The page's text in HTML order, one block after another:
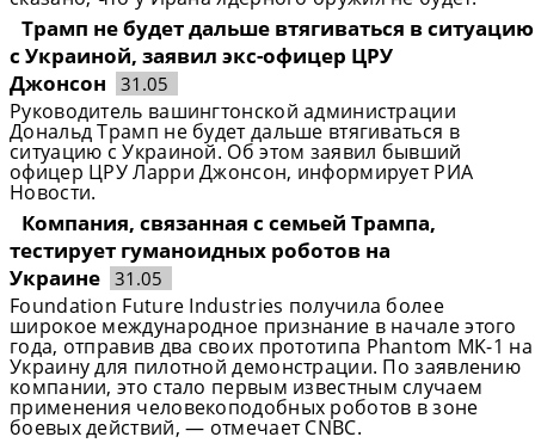
Трамп не будет дальше втягиваться в ситуацию
с Украиной, заявил экс-офицер ЦРУ
Джонсон
31.05
Руководитель вашингтонской администрации
Дональд Трамп не будет дальше втягиваться в
ситуацию с Украиной. Об этом заявил бывший
офицер ЦРУ Ларри Джонсон, информирует РИА
Новости.
Компания, связанная с семьей Трампа,
тестирует гуманоидных роботов на
Украине 31.05
Foundation Future Industries получила более
широкое международное признание в начале этого
года, отправив два своих прототипа Phantom MK-1 на
Украину для пилотной демонстрации. По заявлению
компании, это стало первым известным случаем
применения человекоподобных роботов в зоне
боевых действий, — отмечает CNBC.